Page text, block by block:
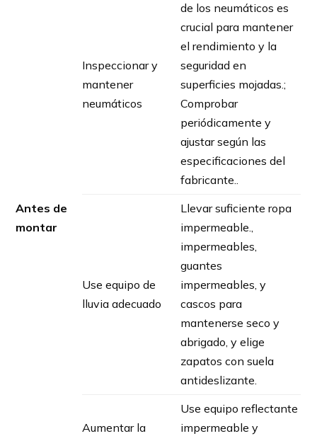
Antes de
montar
Inspeccionar y
mantener
neumáticos
de los neumáticos es
crucial para mantener
el rendimiento y la
seguridad en
superficies mojadas.;
Comprobar
periódicamente y
ajustar según las
especificaciones del
fabricante..
Use equipo de
lluvia adecuado
Llevar suficiente ropa
impermeable.,
impermeables,
guantes
impermeables, y
cascos para
mantenerse seco y
abrigado, y elige
zapatos con suela
antideslizante.
Aumentar la
Use equipo reflectante
impermeable y